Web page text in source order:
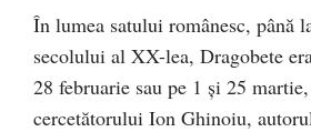
În lumea satului românesc, până
secolului al XX-lea, Dragobete
28 februarie sau pe 1 şi 25
cercetătorului Ion Ghinoiu,